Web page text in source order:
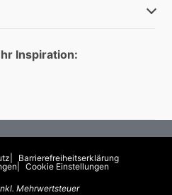
Inspiration:
Barrierefreiheitserklärung
Cookie Einstellungen
Mehrwertsteuer